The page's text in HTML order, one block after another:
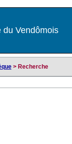
du Vendômois
> Recherche